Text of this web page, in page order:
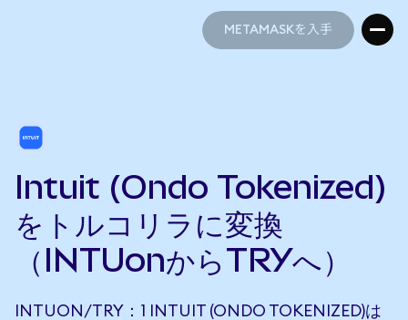
METAMASKを入手
Intuit (Ondo Tokenized)
をトルコリラに変換
（INTUonからTRYへ）
INTUON/TRY：1 INTUIT (ONDO TOKENIZED)は